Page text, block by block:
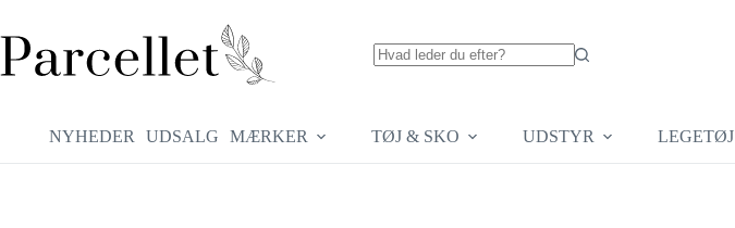
indhold
NYHEDER UDSALG MÆRKER TØJ & SKO UDSTYR LEGETØJ